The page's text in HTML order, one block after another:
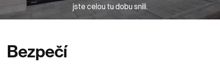
jste celou tu dobu snili.
Bezpečí